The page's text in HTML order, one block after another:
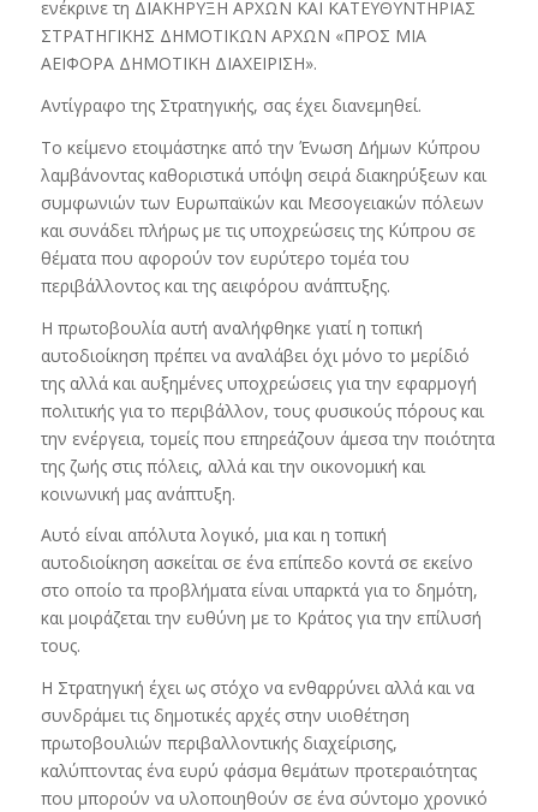
ενέκρινε τη ΔΙΑΚΗΡΥΞΗ ΑΡΧΩΝ ΚΑΙ ΚΑΤΕΥΘΥΝΤΗΡΙΑΣ
ΣΤΡΑΤΗΓΙΚΗΣ ΔΗΜΟΤΙΚΩΝ ΑΡΧΩΝ «ΠΡΟΣ ΜΙΑ
ΑΕΙΦΟΡΑ ΔΗΜΟΤΙΚΗ ΔΙΑΧΕΙΡΙΣΗ».
Αντίγραφο της Στρατηγικής, σας έχει διανεμηθεί.
Το κείμενο ετοιμάστηκε από την Ένωση Δήμων Κύπρου
λαμβάνοντας καθοριστικά υπόψη σειρά διακηρύξεων και
συμφωνιών των Ευρωπαϊκών και Μεσογειακών πόλεων
και συνάδει πλήρως με τις υποχρεώσεις της Κύπρου σε
θέματα που αφορούν τον ευρύτερο τομέα του
περιβάλλοντος και της αειφόρου ανάπτυξης.
Η πρωτοβουλία αυτή αναλήφθηκε γιατί η τοπική
αυτοδιοίκηση πρέπει να αναλάβει όχι μόνο το μερίδιό
της αλλά και αυξημένες υποχρεώσεις για την εφαρμογή
πολιτικής για το περιβάλλον, τους φυσικούς πόρους και
την ενέργεια, τομείς που επηρεάζουν άμεσα την ποιότητα
της ζωής στις πόλεις, αλλά και την οικονομική και
κοινωνική μας ανάπτυξη.
Αυτό είναι απόλυτα λογικό, μια και η τοπική
αυτοδιοίκηση ασκείται σε ένα επίπεδο κοντά σε εκείνο
στο οποίο τα προβλήματα είναι υπαρκτά για το δημότη,
και μοιράζεται την ευθύνη με το Κράτος για την επίλυσή
τους.
Η Στρατηγική έχει ως στόχο να ενθαρρύνει αλλά και να
συνδράμει τις δημοτικές αρχές στην υιοθέτηση
πρωτοβουλιών περιβαλλοντικής διαχείρισης,
καλύπτοντας ένα ευρύ φάσμα θεμάτων προτεραιότητας
που μπορούν να υλοποιηθούν σε ένα σύντομο χρονικό